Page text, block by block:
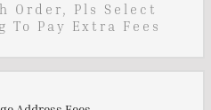
Order, Pls Select
To Pay Extra Fees